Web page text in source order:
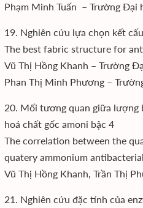
Phạm Minh Tuấn – Trường Đại
19. Nghiên cứu lựa chọn kết
The best fabric structure for
Vũ Thị Hồng Khanh – Trường
Phan Thị Minh Phương –
20. Mối tương quan giữa lượng
hoá chất gốc amoni bậc 4
The correlation between the
quatery ammonium antibacterial
Vũ Thị Hồng Khanh, Trần Thị
21. Nghiên cứu đặc tính của